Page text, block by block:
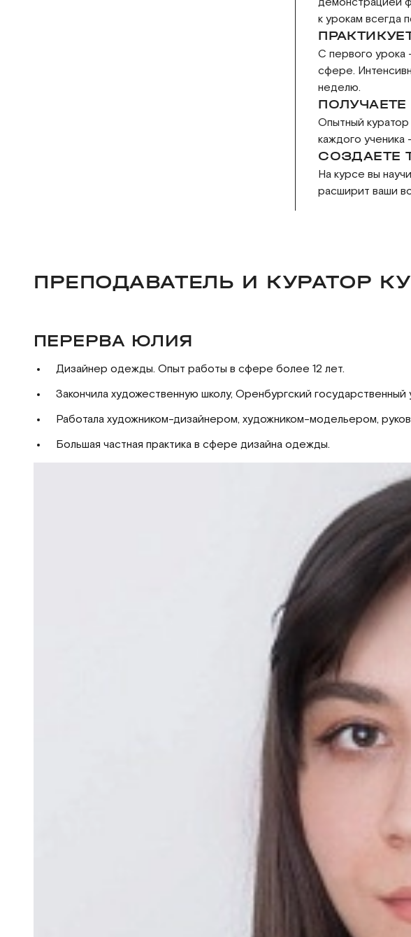
к урокам всегда
С первого урока
сфере.
неделю.
Опытный
каждого ученика
СОЗДАЕТЕ
На курсе вы
расширит ваши
ПРЕПОДАВАТЕЛЬ И КУРАТОР
ПЕРЕРВА ЮЛИЯ
Дизайнер одежды. Опыт работы в сфере более 12 лет.
Закончила художественную школу, Оренбургский
Работала художником-дизайнером, художником-модельером,
Большая частная практика в сфере дизайна одежды.